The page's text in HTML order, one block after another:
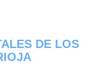
DE LOS